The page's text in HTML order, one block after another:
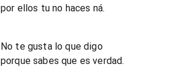
por ellos tu no haces ná.
No te gusta lo que digo
porque sabes que es verdad.